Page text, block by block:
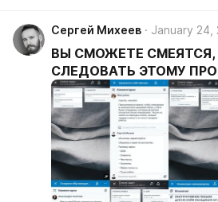
Сергей Михеев January 24,
ВЫ СМОЖЕТЕ СМЕЯТСЯ,
СЛЕДОВАТЬ ЭТОМУ